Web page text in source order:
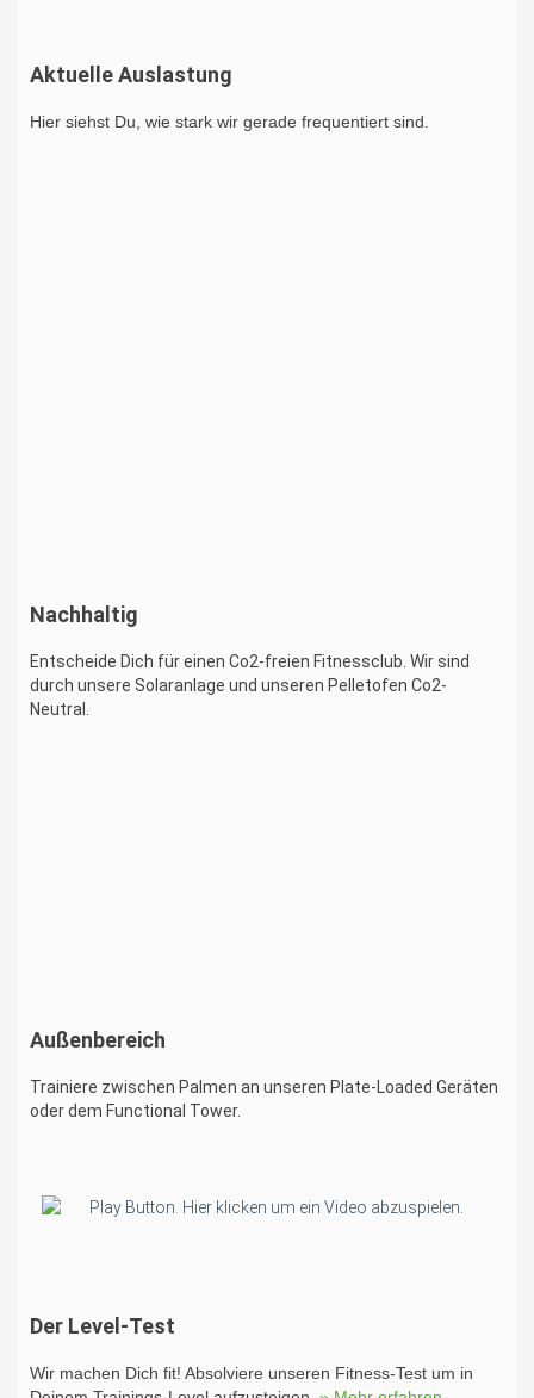
Aktuelle Auslastung
Hier siehst Du, wie stark wir gerade frequentiert sind.
Nachhaltig
Entscheide Dich für einen Co2-freien Fitnessclub. Wir sind
durch unsere Solaranlage und unseren Pelletofen Co2-
Neutral.
Außenbereich
Trainiere zwischen Palmen an unseren Plate-Loaded Geräten
oder dem Functional Tower.
Der Level-Test
Wir machen Dich fit! Absolviere unseren Fitness-Test um in